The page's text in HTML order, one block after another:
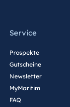
Service
Prospekte
Gutscheine
Newsletter
MyMaritim
FAQ